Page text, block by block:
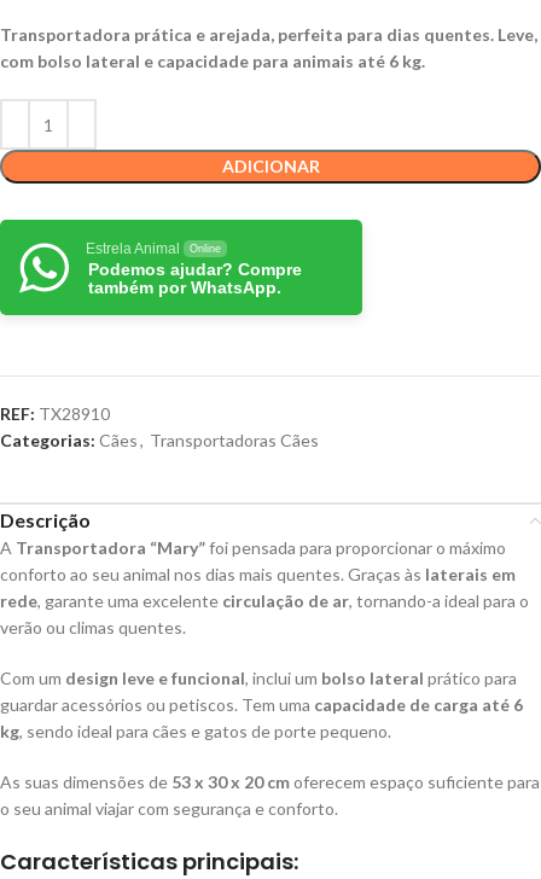
Transportadora prática e arejada, perfeita para dias quentes. Leve,
com bolso lateral e capacidade para animais até 6 kg.
ADICIONAR
Estrela Animal Online
Podemos ajudar? Compre
também por WhatsApp.
REF: TX28910
Categorias: Cães, Transportadoras Cães
Descrição
A Transportadora “Mary”foi pensada para proporcionar o máximo
conforto ao seu animal nos dias mais quentes. Graças às laterais em
rede, garante uma excelente circulação de ar, tornando-a ideal para o
verão ou climas quentes.
Com um design leve e funcional, inclui um bolso lateral prático para
guardar acessórios ou petiscos. Tem uma capacidade de carga até 6
kg, sendo ideal para cães e gatos de porte pequeno.
As suas dimensões de 53 x 30 x 20 cmoferecem espaço suficiente para
o seu animal viajar com segurança e conforto.
Características principais: